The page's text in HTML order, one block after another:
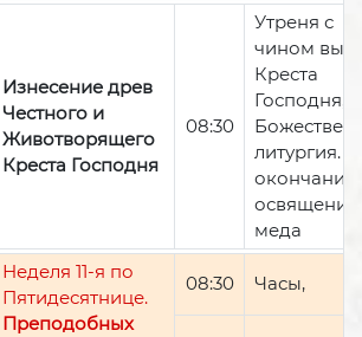
Изнесение древ
Честного и
Животворящего
Креста Господня
08:30
Утреня с
чином
Креста
Господня,
литургия.
окончании
освящение
меда
Неделя 11-я по
Пятидесятнице.
Преподобных
08:30 Часы,